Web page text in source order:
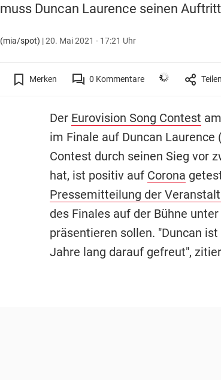
muss Duncan Laurence seinen
(mia/spot) |20. Mai 2021 - 17:21 Uhr
Merken 0 Kommentare Teilen
Der Eurovision Song Contest
im Finale auf Duncan Laurence
Contest durch seinen Sieg vor
hat, ist positiv auf Corona
Pressemitteilung der
des Finales auf der Bühne
präsentieren sollen. "Duncan
Jahre lang darauf gefreut",